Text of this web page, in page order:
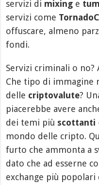
servizi di mixing e
servizi come
offuscare, almeno
fondi.
Servizi criminali o
Che tipo di immagine
delle criptovalute?
piacerebbe avere
dei temi più scottanti
mondo delle cripto.
furto che ammonta a
dato che ad esserne
exchange più